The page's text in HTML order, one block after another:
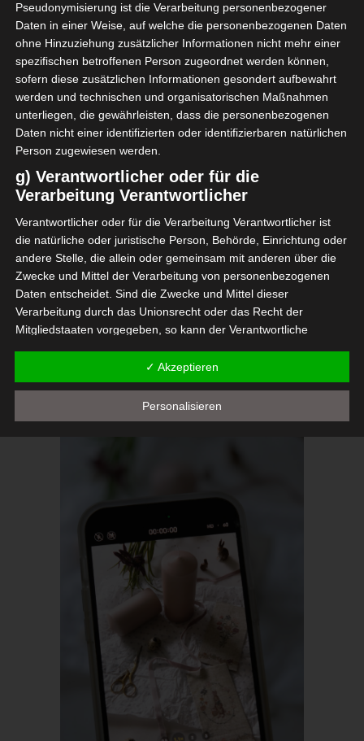
Auf meinem Instagram Account
@roeda_hus habe ich für euch
hochgeladen.
Pseudonymisierung ist die Verarbeitung personenbezogener
Daten in einer Weise, auf welche die personenbezogenen Daten
ohne Hinzuziehung zusätzlicher Informationen nicht mehr einer
spezifischen betroffenen Person zugeordnet werden können,
sofern diese zusätzlichen Informationen gesondert aufbewahrt
werden und technischen und organisatorischen Maßnahmen
unterliegen, die gewährleisten, dass die personenbezogenen
Daten nicht einer identifizierten oder identifizierbaren natürlichen
Person zugewiesen werden.
g) Verantwortlicher oder für die
Verarbeitung Verantwortlicher
Verantwortlicher oder für die Verarbeitung Verantwortlicher ist
die natürliche oder juristische Person, Behörde, Einrichtung oder
andere Stelle, die allein oder gemeinsam mit anderen über die
Zwecke und Mittel der Verarbeitung von personenbezogenen
Daten entscheidet. Sind die Zwecke und Mittel dieser
Verarbeitung durch das Unionsrecht oder das Recht der
Mitgliedstaaten vorgegeben, so kann der Verantwortliche
Benennung nach dem Unionsrecht oder dem Recht der
Mitgliedstaaten vorgesehen werden.
h) Auftragsverarbeiter
Empfänger ist eine natürliche oder juristische Person, Behörde,
Einrichtung oder andere Stelle, der personenbezogene Daten
offengelegt werden, unabhängig davon, ob es sich bei ihr um
einen Dritten handelt oder nicht. Behörden, die im Rahmen
eines bestimmten Untersuchungsauftrags nach dem
Unionsrecht oder dem Recht der Mitgliedstaaten
möglicherweise personenbezogene Daten erhalten, gelten
jedoch nicht als Empfänger.
Einrichtung oder andere Stelle außer der betroffenen Person,
✓ Akzeptieren
Personalisieren